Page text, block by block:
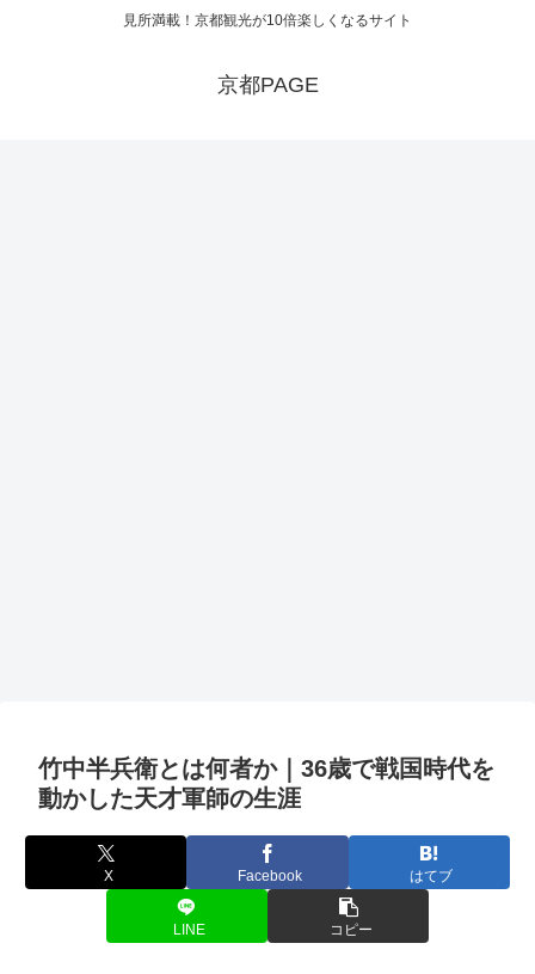
見所満載！京都観光が10倍楽しくなるサイト
京都PAGE
竹中半兵衛とは何者か｜36歳で戦国時代を
動かした天才軍師の生涯
X Facebook はてブ
LINE コピー